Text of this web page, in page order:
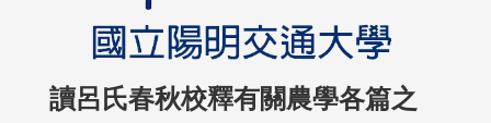
讀呂氏春秋校釋有關農學各篇之